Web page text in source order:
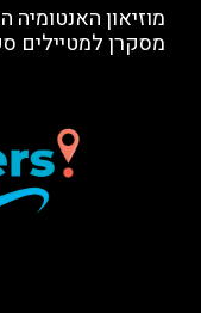
מוזיאון
מסקרן למטיילים